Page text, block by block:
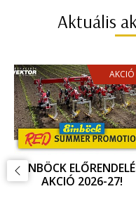
Aktuális
AKCIÓ
EINBÖCK
ujdonságok az